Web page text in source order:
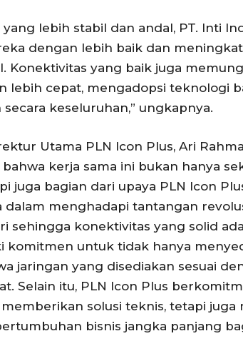
yang lebih stabil dan andal, PT. Inti
dengan lebih baik dan
Konektivitas yang baik juga
lebih cepat, mengadopsi teknologi
keseluruhan,” ungkapnya.
Utama PLN Icon Plus, Ari
kerja sama ini bukan hanya
juga bagian dari upaya PLN Icon
dalam menghadapi tantangan
sehingga konektivitas yang solid
komitmen untuk tidak hanya
jaringan yang disediakan sesuai
Selain itu, PLN Icon Plus
solusi teknis, tetapi juga
bisnis jangka panjang